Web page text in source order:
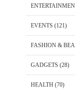
EVENTS (121)
FASHION &
GADGETS (28)
HEALTH (70)